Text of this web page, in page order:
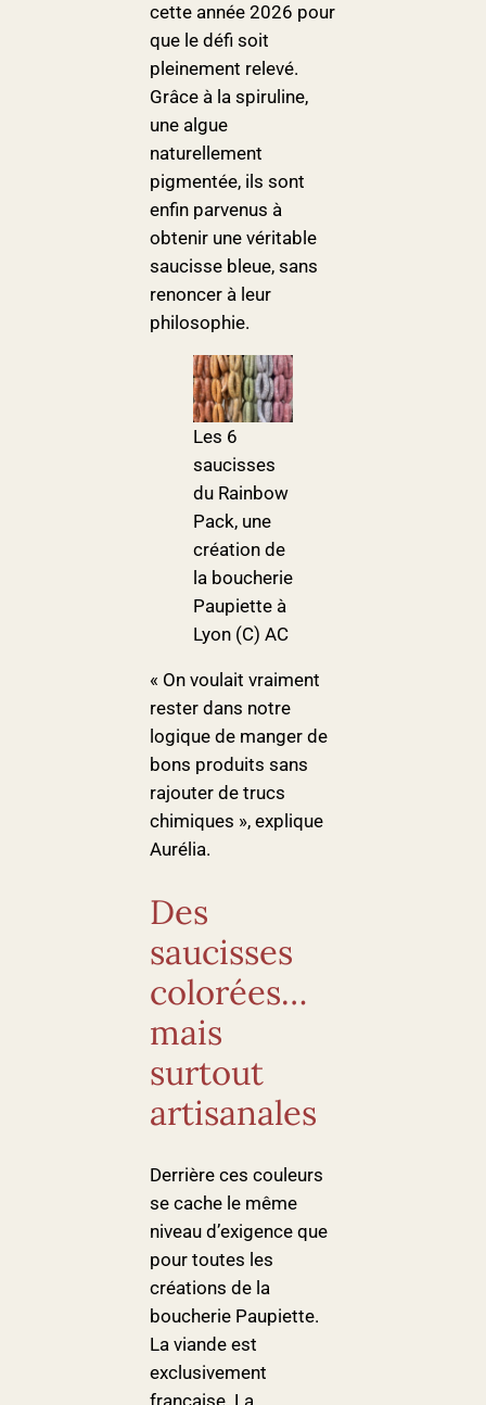
cette année 2026 pour
que le défi soit
pleinement relevé.
Grâce à la spiruline,
une algue
naturellement
pigmentée, ils sont
enfin parvenus à
obtenir une véritable
saucisse bleue, sans
renoncer à leur
philosophie.
Les 6
saucisses
du Rainbow
Pack, une
création de
la boucherie
Paupiette à
Lyon (C) AC
« On voulait vraiment
rester dans notre
logique de manger de
bons produits sans
rajouter de trucs
chimiques », explique
Aurélia.
Des
saucisses
colorées…
mais
surtout
artisanales
Derrière ces couleurs
se cache le même
niveau d’exigence que
pour toutes les
créations de la
boucherie Paupiette.
La viande est
exclusivement
française. La